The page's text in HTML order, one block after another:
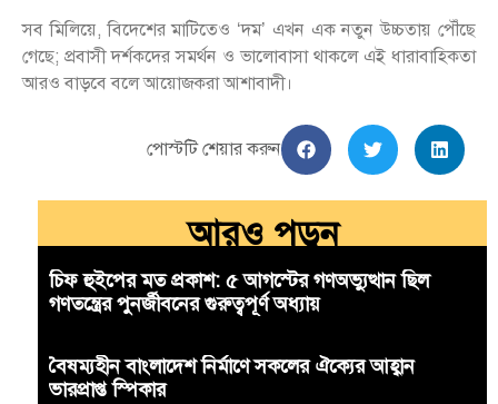
সব মিলিয়ে, বিদেশের মাটিতেও ‘দম’ এখন এক নতুন উচ্চতায় পৌঁছে
গেছে; প্রবাসী দর্শকদের সমর্থন ও ভালোবাসা থাকলে এই ধারাবাহিকতা
আরও বাড়বে বলে আয়োজকরা আশাবাদী।
পোস্টটি শেয়ার করুন
আরও পড়ুন
চিফ হুইপের মত প্রকাশ: ৫ আগস্টের গণঅভ্যুত্থান ছিল
গণতন্ত্রের পুনর্জীবনের গুরুত্বপূর্ণ অধ্যায়
বৈষম্যহীন বাংলাদেশ নির্মাণে সকলের ঐক্যের আহ্বান
ভারপ্রাপ্ত স্পিকার